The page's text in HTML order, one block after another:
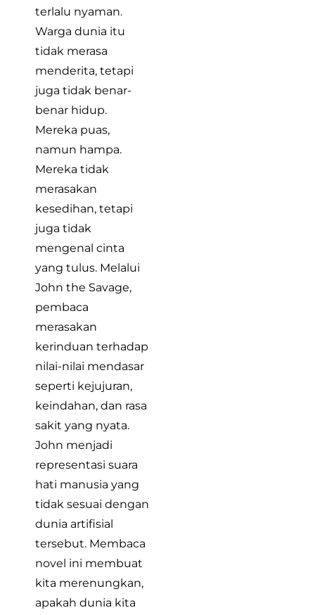
terlalu nyaman.
Warga dunia itu
tidak merasa
menderita, tetapi
juga tidak benar-
benar hidup.
Mereka puas,
namun hampa.
Mereka tidak
merasakan
kesedihan, tetapi
juga tidak
mengenal cinta
yang tulus. Melalui
John the Savage,
pembaca
merasakan
kerinduan terhadap
nilai-nilai mendasar
seperti kejujuran,
keindahan, dan rasa
sakit yang nyata.
John menjadi
representasi suara
hati manusia yang
tidak sesuai dengan
dunia artifisial
tersebut. Membaca
novel ini membuat
kita merenungkan,
apakah dunia kita